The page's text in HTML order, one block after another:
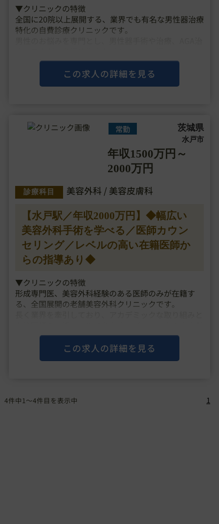
▼クリニックの特徴
全国に20院以上展開する、業界でも有名な男性器治療
特化の自費診療クリニックです。
グループには、指導医・形成や泌尿器科専門医が10名
以上在籍しており、
ベテランドクターも多く活躍しているため、技
この求人の詳細を見る
常勤 茨城県
水戸市
年収1500万円～
2000万円
診療科目 美容外科 / 美容皮膚科
【水戸駅／年収2000万円】◆幅広い
美容外科手術を学べる／医師カウン
セリング／レベルの高い在籍医師か
らの指導あり◆
▼クリニックの特徴
形成専門医、美容外科経験のある医師のみが在籍す
る、全国展開の老舗美容外科クリニックです。
あります。
カウンセラーは在籍しておらず、医師・看護師の医療
従事者がカウンセリングを行い、患者様に・・・
この求人の詳細を見る
4件中1～4件目を表示中 1